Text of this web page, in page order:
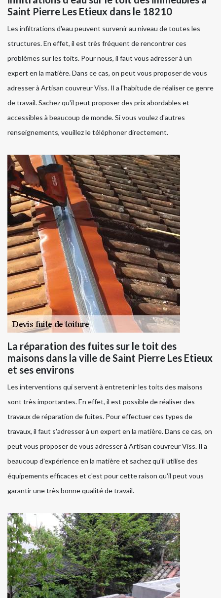
Saint Pierre Les Etieux dans le 18210
Les infiltrations d'eau peuvent survenir au niveau de toutes les
structures. En effet, il est très fréquent de rencontrer ces
problèmes sur les toits. Pour nous, il faut vous adresser à un
expert en la matière. Dans ce cas, on peut vous proposer de vous
adresser à Artisan couvreur Viss. Il a l'habitude de réaliser ce genre
de travail. Sachez qu'il peut proposer des prix abordables et
accessibles à beaucoup de monde. Si vous voulez d'autres
renseignements, veuillez le téléphoner directement.
La réparation des fuites sur le toit des
maisons dans la ville de Saint Pierre Les Etieux
et ses environs
Les interventions qui servent à entretenir les toits des maisons
sont très importantes. En effet, il est possible de réaliser des
travaux de réparation de fuites. Pour effectuer ces types de
travaux, il faut s'adresser à un expert en la matière. Dans ce cas, on
peut vous proposer de vous adresser à Artisan couvreur Viss. Il a
beaucoup d'expérience en la matière et sachez qu'il utilise des
équipements efficaces et c'est pour cette raison qu'il peut vous
garantir une très bonne qualité de travail.